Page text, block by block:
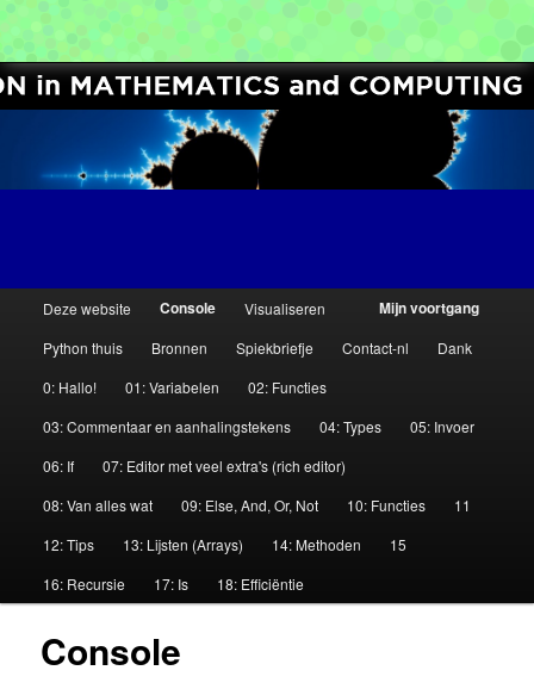
[Interactive Python Textbook]
Spring
de
primaire
Spring
de
secundaire
Mijn voortgang
Deze website Console
Visualiseren
Python thuis
Bronnen Spiekbriefje Contact-nl
Dank
0: Hallo!
01: Variabelen
02: Functies
03: Commentaar en aanhalingstekens
04: Types
05: Invoer
06: If
07: Editor met veel extra's (rich editor)
08: Van alles wat
09: Else, And, Or, Not 10: Functies
11
12: Tips
13: Lijsten (Arrays) 14: Methoden
15
16: Recursie
17: Is 18: Efficiëntie
Console
Computer Science Circles